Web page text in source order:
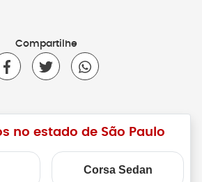
Compartilhe
no estado de São Paulo
Corsa Sedan